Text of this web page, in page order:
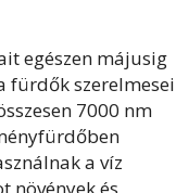
egészen májusig
fürdők szerelmesei
7000 nm
a víz